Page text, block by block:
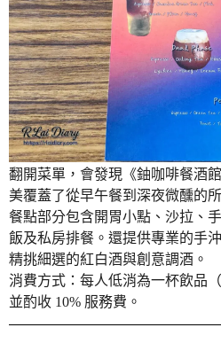
翻開菜單，會發現《鈾咖啡餐酒
美覆蓋了從早午餐到深夜微醺的
餐點部分包含開胃小點、沙拉、
飯及私房排餐。還提供專業的手
精挑細選的紅白酒與創意調酒。
消費方式：每人低消為一杯飲品
並酌收 10% 服務費。